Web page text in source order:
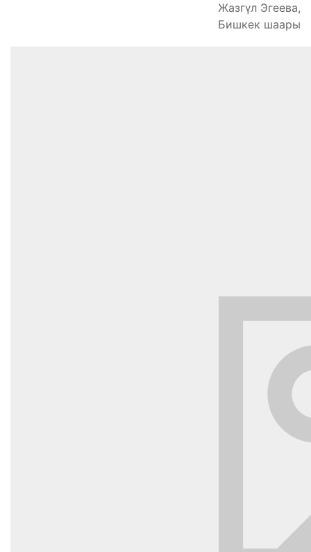
Жазгүл Эгеева,
Бишкек шаары